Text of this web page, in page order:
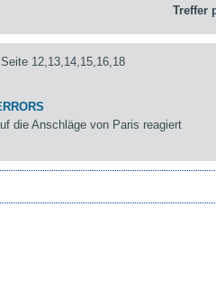
Treffer
12,13,14,15,16,18
die Anschläge von Paris reagiert